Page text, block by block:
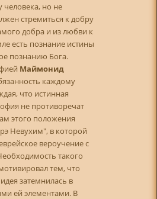
человека, но не
стремиться к добру
добра и из любви к
есть познание истины
познанию Бога.
Маймонид
каждому
что истинная
не противоречат
этого положения
Невухим", в которой
вероучение с
такого
тем, что
затемнилась в
ей элементами. В